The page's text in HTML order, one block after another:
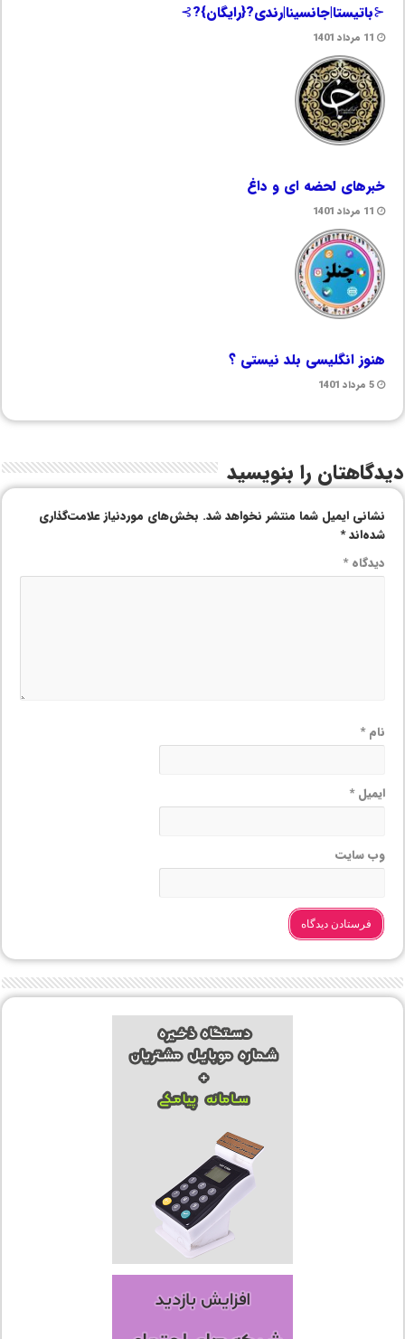
⊰باتیستا|جانسینا|رندی?{رایگان}?⊱
11 مرداد 1401
خبرهای لحضه ای و داغ
11 مرداد 1401
هنوز انگلیسی بلد نیستی ؟
5 مرداد 1401
دیدگاهتان را بنویسید
نشانی ایمیل شما منتشر نخواهد شد. بخش‌های موردنیاز علامت‌گذاری
شده‌اند*
دیدگاه*
نام*
ایمیل*
وب‌ سایت